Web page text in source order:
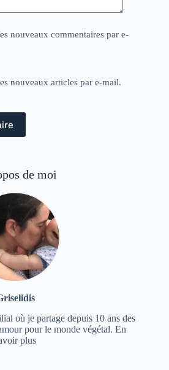
nouveaux commentaires par e-
nouveaux articles par e-mail.
de moi
où je partage depuis 10 ans des
pour le monde végétal. En
plus